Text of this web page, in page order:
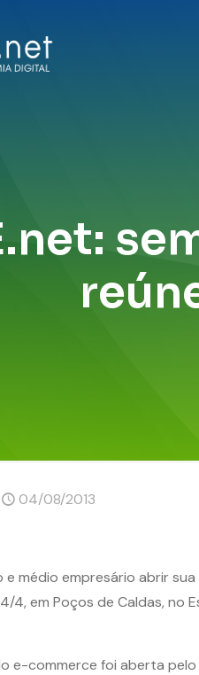
04/08/2013
médio empresário abrir
em Poços de Caldas, no
e-commerce foi aberta